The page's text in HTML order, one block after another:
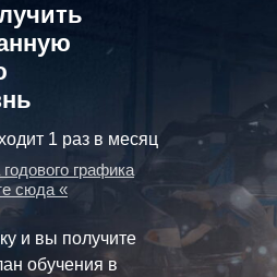
1 раз в месяц
и вы получите
обучения в
графика
сюда «